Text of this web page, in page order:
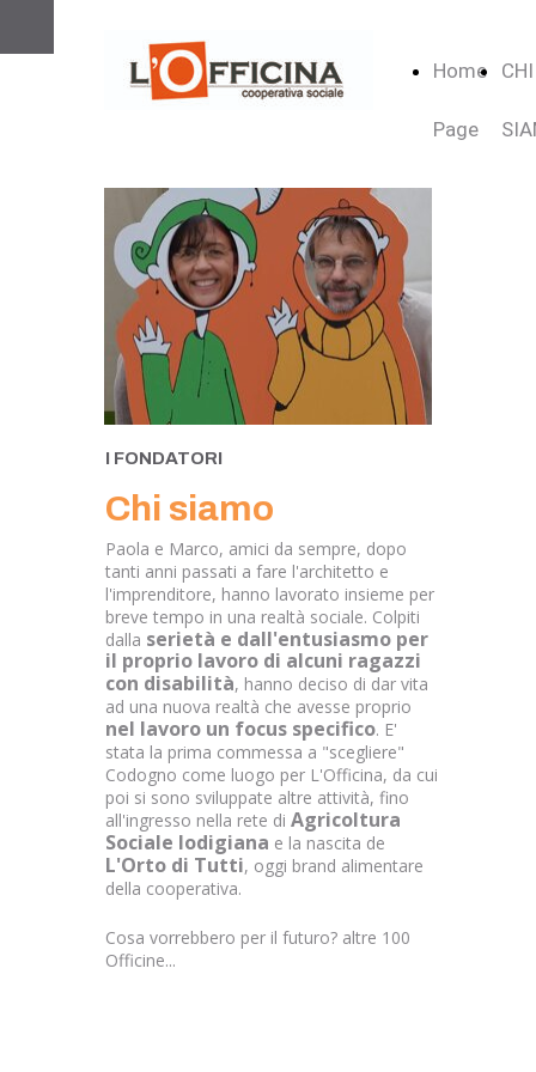
Home
Page
CHI
I FONDATORI
Chi siamo
Paola e Marco, amici da sempre, dopo
tanti anni passati a fare l'architetto e
l'imprenditore, hanno lavorato insieme per
breve tempo in una realtà sociale. Colpiti
dalla serietà e dall'entusiasmo per
il proprio lavoro di alcuni ragazzi
con disabilità, hanno deciso di dar vita
ad una nuova realtà che avesse proprio
nel lavoro un focus specifico. E'
stata la prima commessa a "scegliere"
Codogno come luogo per L'Officina, da cui
poi si sono sviluppate altre attività, fino
all'ingresso nella rete di Agricoltura
Sociale lodigiana e la nascita de
L'Orto di Tutti, oggi brand alimentare
della cooperativa.
Cosa vorrebbero per il futuro? altre 100
Officine...